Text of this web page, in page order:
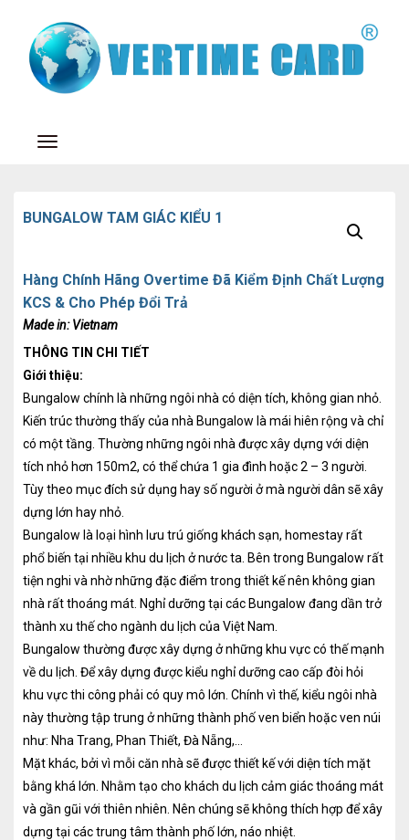
Toggle navigation
BUNGALOW TAM GIÁC KIỂU 1
Hàng Chính Hãng Overtime Đã Kiểm Định Chất Lượng
KCS & Cho Phép Đổi Trả
Made in:Vietnam
THÔNG TIN CHI TIẾT
Giới thiệu:
Bungalow chính là những ngôi nhà có diện tích, không gian nhỏ.
Kiến trúc thường thấy của nhà Bungalow là mái hiên rộng và chỉ
có một tầng. Thường những ngôi nhà được xây dựng với diện
tích nhỏ hơn 150m2, có thể chứa 1 gia đình hoặc 2 – 3 người.
Tùy theo mục đích sử dụng hay số người ở mà người dân sẽ xây
dựng lớn hay nhỏ.
Bungalow là loại hình lưu trú giống khách sạn, homestay rất
phổ biến tại nhiều khu du lịch ở nước ta. Bên trong Bungalow rất
tiện nghi và nhờ những đặc điểm trong thiết kế nên không gian
nhà rất thoáng mát. Nghỉ dưỡng tại các Bungalow đang dần trở
thành xu thế cho ngành du lịch của Việt Nam.
Bungalow thường được xây dựng ở những khu vực có thế mạnh
về du lịch. Để xây dựng được kiểu nghỉ dưỡng cao cấp đòi hỏi
khu vực thi công phải có quy mô lớn. Chính vì thế, kiểu ngôi nhà
này thường tập trung ở những thành phố ven biển hoặc ven núi
như: Nha Trang, Phan Thiết, Đà Nẵng,…
Mặt khác, bởi vì mỗi căn nhà sẽ được thiết kế với diện tích mặt
bằng khá lớn. Nhằm tạo cho khách du lịch cảm giác thoáng mát
và gần gũi với thiên nhiên. Nên chúng sẽ không thích hợp để xây
dựng tại các trung tâm thành phố lớn, náo nhiệt.